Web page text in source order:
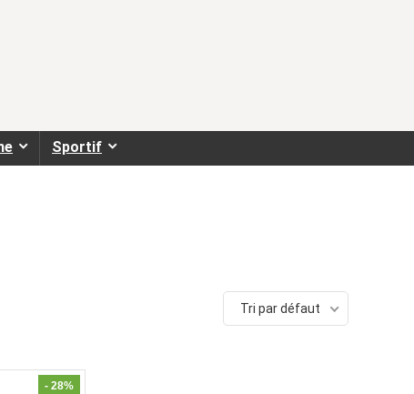
Sportif
Tri par défaut
- 28%